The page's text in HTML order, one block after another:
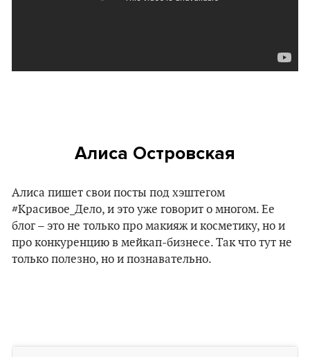
Алиса Островская
Алиса пишет свои посты под хэштегом
#Красивое_Дело, и это уже говорит о многом. Ее
блог – это не только про макияж и косметику, но и
про конкуренцию в мейкап-бизнесе. Так что тут не
только полезно, но и познавательно.